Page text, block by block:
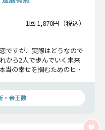
1回 1,870円（税込）
ですが、実際はどうなので
から2人で歩んでいく未来
当の幸せを掴むためのヒン
・帝王数